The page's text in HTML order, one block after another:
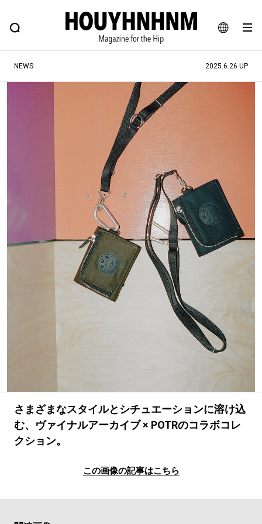
JA
EN
FEATURE BLOG SNAP
ヒップなファッション、カルチャー、ライフスタイルWEBマガジン
#憧れの逸品
#ESSENTIAL DESIGNS #古着サミット
#マイナーグッド図鑑
#路地裏てぃーん。 #MONTHLY JOURNAL
#フイナムのYouTube
#FOCUS IT #AH.H
#ととけん #FASHION #MUSIC #MOVIE
#SNEAKER #OUTDOOR
#SPORTS #HANDSOME HANDBOOK
NEWS 2025.6.26 UP
さまざまなスタイルとシチュエーションに溶け込
む、ヴァイナルアーカイブ × POTRのコラボコレ
クション。
この画像の記事はこちら